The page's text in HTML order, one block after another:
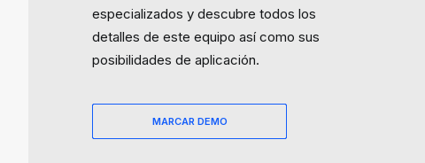
especializados y descubre todos los
detalles de este equipo así como sus
posibilidades de aplicación.
MARCAR DEMO